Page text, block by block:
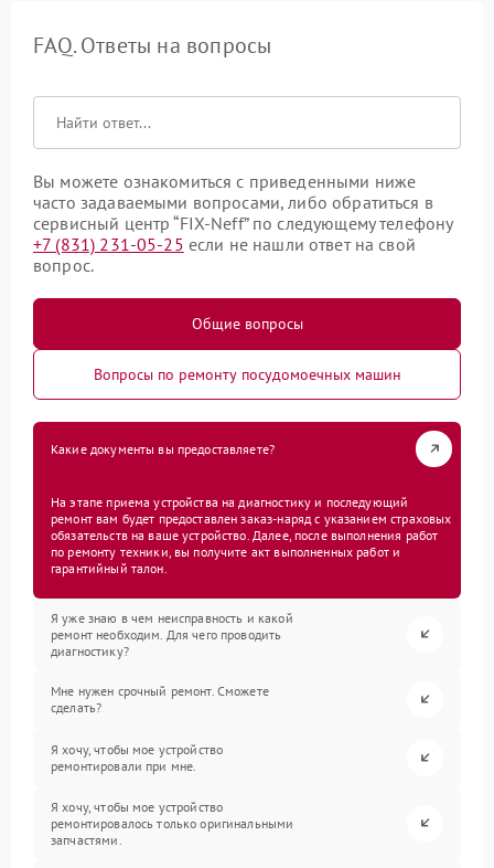
FAQ. Ответы на вопросы
Вы можете ознакомиться с приведенными ниже
часто задаваемыми вопросами, либо обратиться в
сервисный центр “FIX-Neff” по следующему телефону
+7 (831) 231-05-25 если не нашли ответ на свой
вопрос.
Общие вопросы
Вопросы по ремонту посудомоечных машин
Какие документы вы предоставляете?
На этапе приема устройства на диагностику и последующий
ремонт вам будет предоставлен заказ-наряд с указанием страховых
обязательств на ваше устройство. Далее, после выполнения работ
по ремонту техники, вы получите акт выполненных работ и
гарантийный талон.
Я уже знаю в чем неисправность и какой
ремонт необходим. Для чего проводить
диагностику?
Мне нужен срочный ремонт. Сможете
сделать?
Я хочу, чтобы мое устройство
ремонтировали при мне.
Я хочу, чтобы мое устройство
ремонтировалось только оригинальными
запчастями.